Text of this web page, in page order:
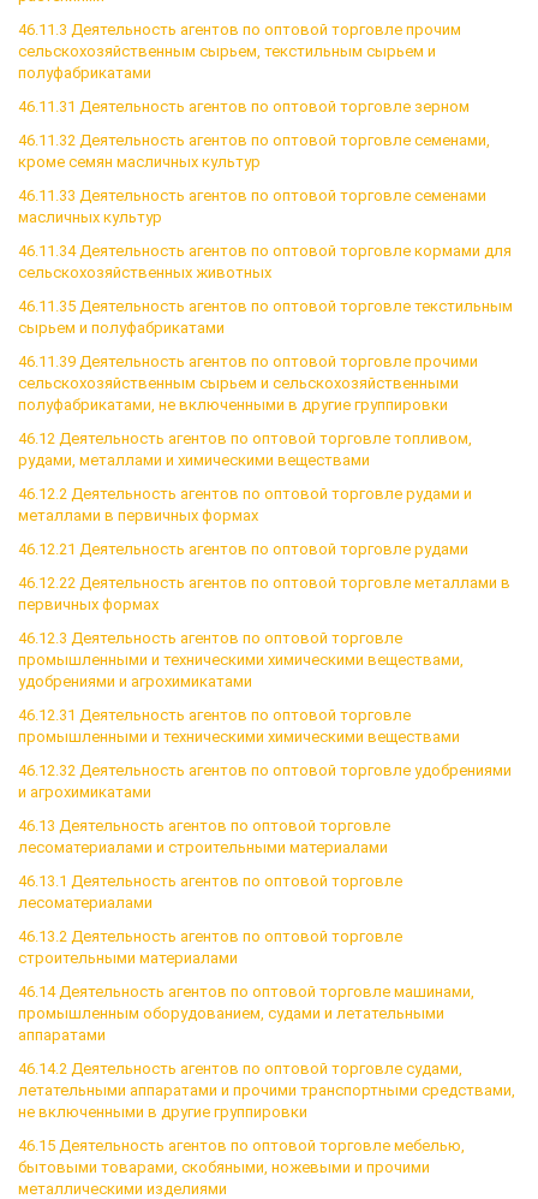
46.11.3 Деятельность агентов по оптовой торговле прочим
сельскохозяйственным сырьем, текстильным сырьем и
полуфабрикатами
46.11.31 Деятельность агентов по оптовой торговле зерном
46.11.32 Деятельность агентов по оптовой торговле семенами,
кроме семян масличных культур
46.11.33 Деятельность агентов по оптовой торговле семенами
масличных культур
46.11.34 Деятельность агентов по оптовой торговле кормами для
сельскохозяйственных животных
46.11.35 Деятельность агентов по оптовой торговле текстильным
сырьем и полуфабрикатами
46.11.39 Деятельность агентов по оптовой торговле прочими
сельскохозяйственным сырьем и сельскохозяйственными
полуфабрикатами, не включенными в другие группировки
46.12 Деятельность агентов по оптовой торговле топливом,
рудами, металлами и химическими веществами
46.12.2 Деятельность агентов по оптовой торговле рудами и
металлами в первичных формах
46.12.21 Деятельность агентов по оптовой торговле рудами
46.12.22 Деятельность агентов по оптовой торговле металлами в
первичных формах
46.12.3 Деятельность агентов по оптовой торговле
промышленными и техническими химическими веществами,
удобрениями и агрохимикатами
46.12.31 Деятельность агентов по оптовой торговле
промышленными и техническими химическими веществами
46.12.32 Деятельность агентов по оптовой торговле удобрениями
и агрохимикатами
46.13 Деятельность агентов по оптовой торговле
лесоматериалами и строительными материалами
46.13.1 Деятельность агентов по оптовой торговле
лесоматериалами
46.13.2 Деятельность агентов по оптовой торговле
строительными материалами
46.14 Деятельность агентов по оптовой торговле машинами,
промышленным оборудованием, судами и летательными
аппаратами
46.14.2 Деятельность агентов по оптовой торговле судами,
летательными аппаратами и прочими транспортными средствами,
не включенными в другие группировки
46.15 Деятельность агентов по оптовой торговле мебелью,
бытовыми товарами, скобяными, ножевыми и прочими
металлическими изделиями